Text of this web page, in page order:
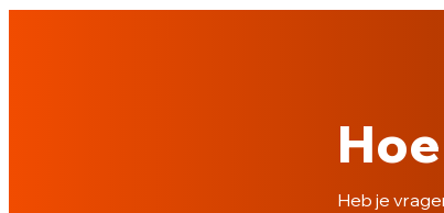
Heb je